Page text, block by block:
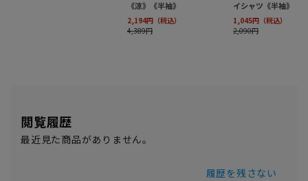
閲覧履歴
最近見た商品がありません。
履歴を残さない